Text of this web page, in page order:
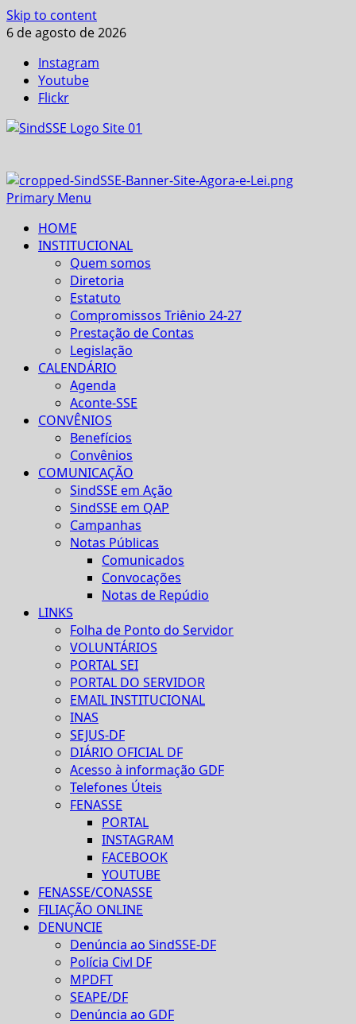
Skip to content
6 de agosto de 2026
Instagram
Youtube
Flickr
Primary Menu
HOME
INSTITUCIONAL
Quem somos
Diretoria
Estatuto
Compromissos Triênio 24-27
Prestação de Contas
Legislação
CALENDÁRIO
Agenda
Aconte-SSE
CONVÊNIOS
Benefícios
Convênios
COMUNICAÇÃO
SindSSE em Ação
SindSSE em QAP
Campanhas
Notas Públicas
Comunicados
Convocações
Notas de Repúdio
LINKS
Folha de Ponto do Servidor
VOLUNTÁRIOS
PORTAL SEI
PORTAL DO SERVIDOR
EMAIL INSTITUCIONAL
INAS
SEJUS-DF
DIÁRIO OFICIAL DF
Acesso à informação GDF
Telefones Úteis
FENASSE
PORTAL
INSTAGRAM
FACEBOOK
YOUTUBE
FENASSE/CONASSE
FILIAÇÃO ONLINE
DENUNCIE
Denúncia ao SindSSE-DF
Polícia Civl DF
MPDFT
SEAPE/DF
Denúncia ao GDF